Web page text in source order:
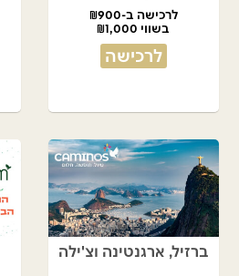
לרכישה ב-₪900
בשווי ₪1,000
לרכישה
ברזיל, ארגנטינה וצ'ילה